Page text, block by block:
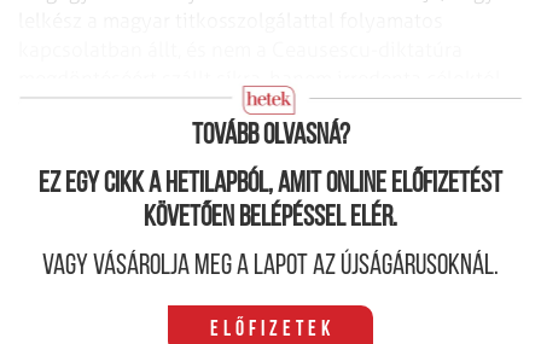
vezérelve Románia szétrombolása volt a célja.
Tovább olvasná?
Ez egy cikk a hetilapból, amit online előfizetést
követően belépéssel elér.
Vagy vásárolja meg a lapot az újságárusoknál.
Előfizetek